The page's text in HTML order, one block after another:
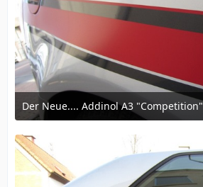
Der Neue.... Addinol A3 "Competition"
12. März 2016 um 16:57